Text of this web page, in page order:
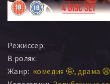
Режиссер:
В ролях:
Жанр: комедия 🤪 драма 😫